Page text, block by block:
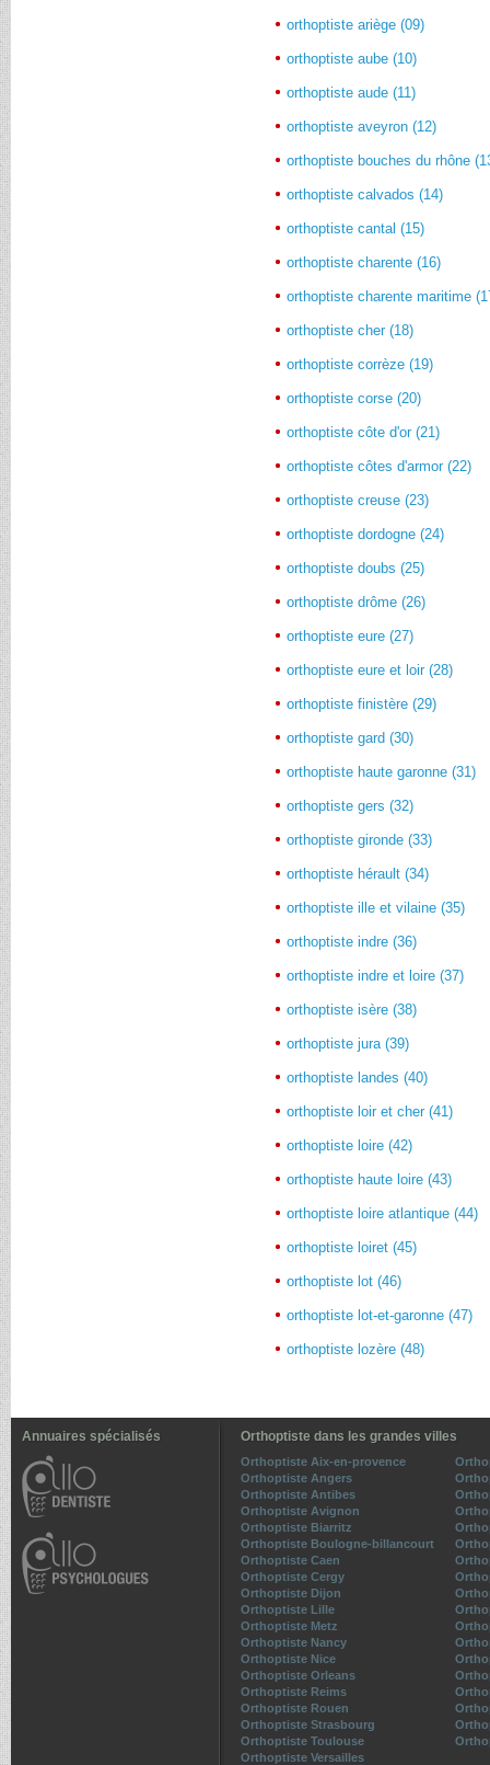
orthoptiste ariège (09)
orthoptiste aube (10)
orthoptiste aude (11)
orthoptiste aveyron (12)
orthoptiste bouches du rhône
orthoptiste calvados (14)
orthoptiste cantal (15)
orthoptiste charente (16)
orthoptiste charente maritime
orthoptiste cher (18)
orthoptiste corrèze (19)
orthoptiste corse (20)
orthoptiste côte d'or (21)
orthoptiste côtes d'armor (22)
orthoptiste creuse (23)
orthoptiste dordogne (24)
orthoptiste doubs (25)
orthoptiste drôme (26)
orthoptiste eure (27)
orthoptiste eure et loir (28)
orthoptiste finistère (29)
orthoptiste gard (30)
orthoptiste haute garonne (31)
orthoptiste gers (32)
orthoptiste gironde (33)
orthoptiste hérault (34)
orthoptiste ille et vilaine (35)
orthoptiste indre (36)
orthoptiste indre et loire (37)
orthoptiste isère (38)
orthoptiste jura (39)
orthoptiste landes (40)
orthoptiste loir et cher (41)
orthoptiste loire (42)
orthoptiste haute loire (43)
orthoptiste loire atlantique (44)
orthoptiste loiret (45)
orthoptiste lot (46)
orthoptiste lot-et-garonne (47)
orthoptiste lozère (48)
Annuaires spécialisés Orthoptiste dans les grandes villes
Orthoptiste Aix-en-provence
Orthoptiste Angers
Orthoptiste Antibes
Orthoptiste Avignon
Orthoptiste Biarritz
Orthoptiste Boulogne-billancourt
Orthoptiste Caen
Orthoptiste Cergy
Orthoptiste Dijon
Orthoptiste Lille
Orthoptiste Metz
Orthoptiste Nancy
Orthoptiste Nice
Orthoptiste Orleans
Orthoptiste Reims
Orthoptiste Rouen
Orthoptiste Strasbourg
Orthoptiste Toulouse
Orthoptiste Versailles